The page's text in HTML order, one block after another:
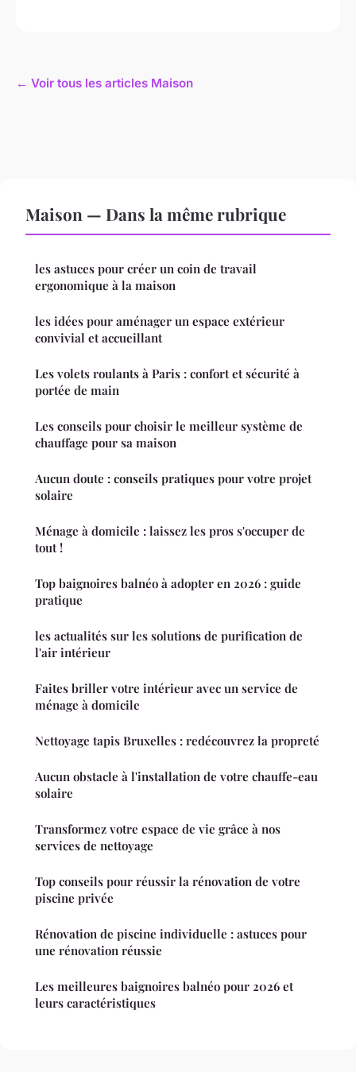
← Voir tous les articles Maison
Maison — Dans la même rubrique
les astuces pour créer un coin de travail
ergonomique à la maison
les idées pour aménager un espace extérieur
convivial et accueillant
Les volets roulants à Paris : confort et sécurité à
portée de main
Les conseils pour choisir le meilleur système de
chauffage pour sa maison
Aucun doute : conseils pratiques pour votre projet
solaire
Ménage à domicile : laissez les pros s'occuper de
tout !
Top baignoires balnéo à adopter en 2026 : guide
pratique
les actualités sur les solutions de purification de
l'air intérieur
Faites briller votre intérieur avec un service de
ménage à domicile
Nettoyage tapis Bruxelles : redécouvrez la propreté
Aucun obstacle à l'installation de votre chauffe-eau
solaire
Transformez votre espace de vie grâce à nos
services de nettoyage
Top conseils pour réussir la rénovation de votre
piscine privée
Rénovation de piscine individuelle : astuces pour
une rénovation réussie
Les meilleures baignoires balnéo pour 2026 et
leurs caractéristiques